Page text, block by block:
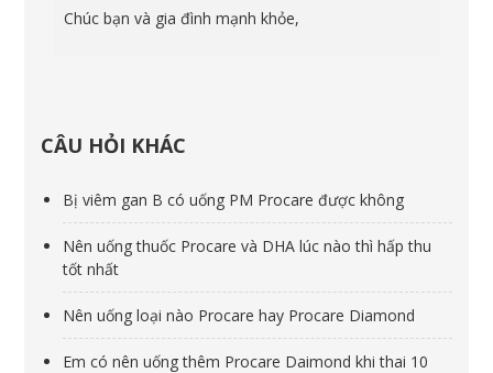
Chúc bạn và gia đình mạnh khỏe,
CÂU HỎI KHÁC
Bị viêm gan B có uống PM Procare được không
Nên uống thuốc Procare và DHA lúc nào thì hấp thu
tốt nhất
Nên uống loại nào Procare hay Procare Diamond
Em có nên uống thêm Procare Daimond khi thai 10